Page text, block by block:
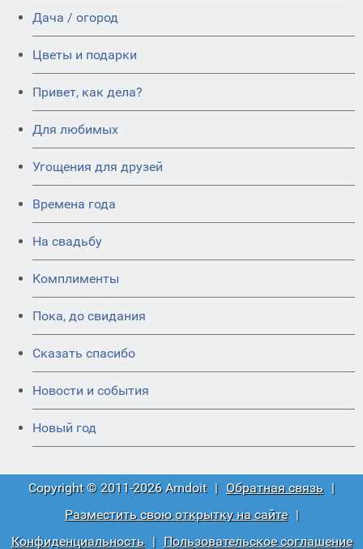
Дача / огород
Цветы и подарки
Привет, как дела?
Для любимых
Угощения для друзей
Времена года
На свадьбу
Комплименты
Пока, до свидания
Сказать спасибо
Новости и события
Новый год
Copyright © 2011-2026 Amdoit | Обратная связь |
Разместить свою открытку на сайте
|
Конфиденциальность
| Пользовательское соглашение